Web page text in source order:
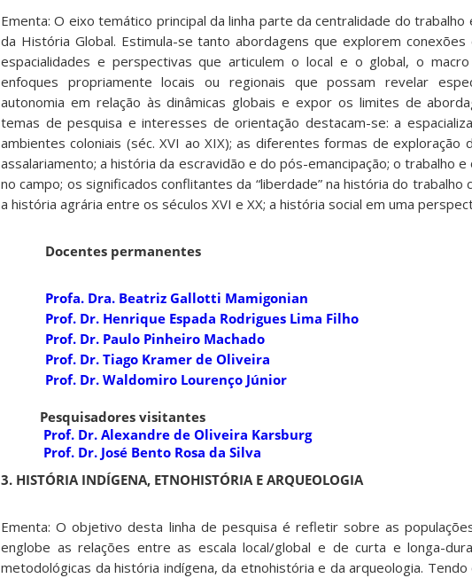
Ementa: O eixo temático principal da linha parte da centralidade do
da História Global. Estimula-se tanto abordagens que explorem
espacialidades e perspectivas que articulem o local e o global, o
enfoques propriamente locais ou regionais que possam revelar
autonomia em relação às dinâmicas globais e expor os limites de
temas de pesquisa e interesses de orientação destacam-se: a
ambientes coloniais (séc. XVI ao XIX); as diferentes formas de
assalariamento; a história da escravidão e do pós-emancipação; o trabalho
no campo; os significados conflitantes da “liberdade” na história do trabalho
a história agrária entre os séculos XVI e XX; a história social em uma
Docentes permanentes
Profa. Dra. Beatriz Gallotti Mamigonian
Prof. Dr. Henrique Espada Rodrigues Lima Filho
Prof. Dr. Paulo Pinheiro Machado
Prof. Dr. Tiago Kramer de Oliveira
Prof. Dr. Waldomiro Lourenço Júnior
Pesquisadores visitantes
Prof. Dr. Alexandre de Oliveira Karsburg
Prof. Dr. José Bento Rosa da Silva
3. HISTÓRIA INDÍGENA, ETNOHISTÓRIA E ARQUEOLOGIA
Ementa: O objetivo desta linha de pesquisa é refletir sobre as
englobe as relações entre as escala local/global e de curta e longa-
metodológicas da história indígena, da etnohistória e da arqueologia.